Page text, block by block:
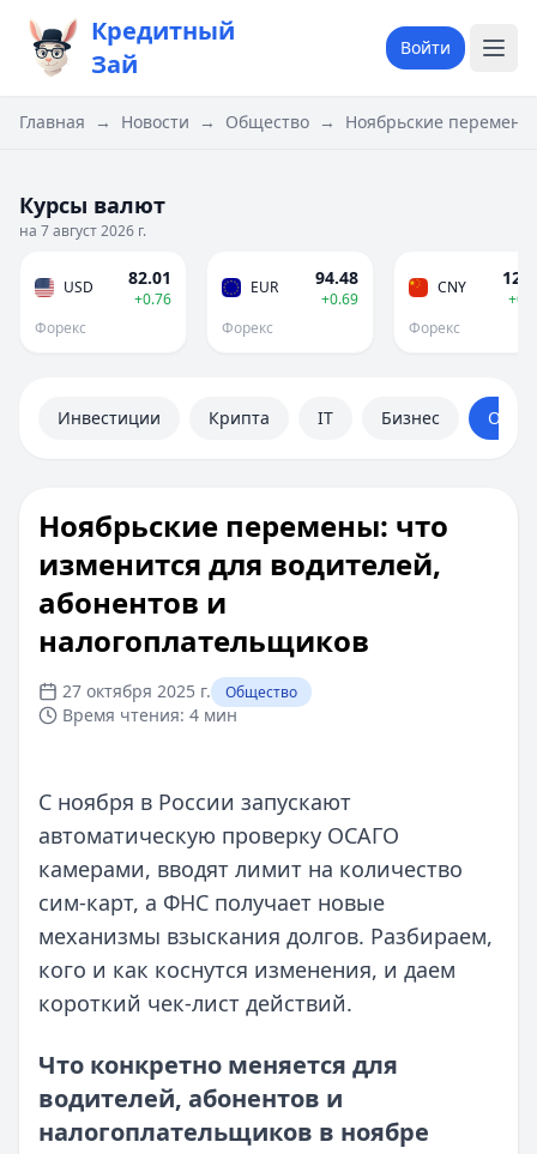
Кредитный
Зай
Войти
Главная → Новости → Общество → Ноябрьские
Курсы валют
на 7 август 2026 г.
USD 82.01
+0.76
Форекс
EUR 94.48
+0.69
Форекс
CNY
Форекс
Инвестиции Крипта IT Бизнес
Ноябрьские перемены: что
изменится для водителей,
абонентов и
налогоплательщиков
27 октября 2025 г. Общество
Время чтения: 4 мин
С ноября в России запускают
автоматическую проверку ОСАГО
камерами, вводят лимит на количество
сим‑карт, а ФНС получает новые
механизмы взыскания долгов. Разбираем,
кого и как коснутся изменения, и даем
короткий чек‑лист действий.
Что конкретно меняется для
водителей, абонентов и
налогоплательщиков в ноябре